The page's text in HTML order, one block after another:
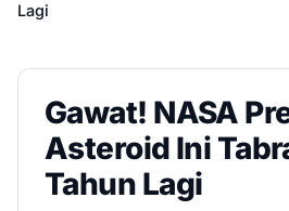
Lagi
Gawat! NASA
Asteroid Ini
Tahun Lagi